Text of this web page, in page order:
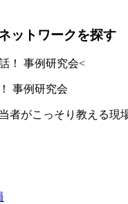
ットワークを探す
事例研究会
者がこっそり教える現